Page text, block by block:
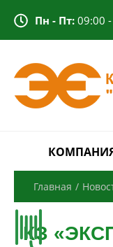
Пн - Пт: 09:00
Главная /
КЗ